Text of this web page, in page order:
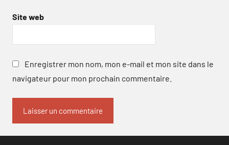
Site web
Enregistrer mon nom, mon e-mail et mon site dans le
navigateur pour mon prochain commentaire.